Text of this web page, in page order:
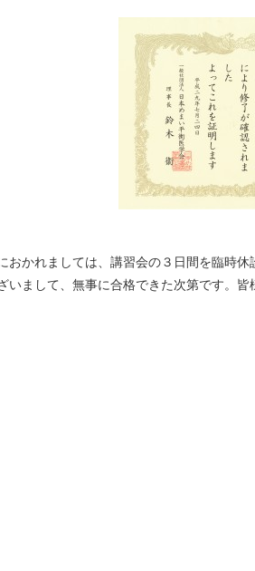
おかれましては、講習会の３日間を臨時
いまして、無事に合格できた次第です。皆